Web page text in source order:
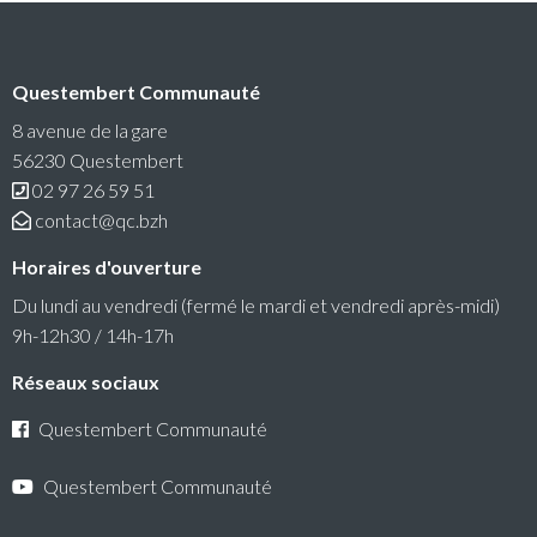
La prochaine séance du Conseil Communautaire se
tiendra le lundi 6 juillet 2026 à 18h30 au siège de
Questembert Communauté
Lire la suite
Questembert Communauté
8 avenue de la gare
56230 Questembert
02 97 26 59 51
contact@qc.bzh
Horaires d'ouverture
Du lundi au vendredi (fermé le mardi et vendredi après-midi)
9h-12h30 / 14h-17h
Réseaux sociaux
Questembert Communauté
Questembert Communauté